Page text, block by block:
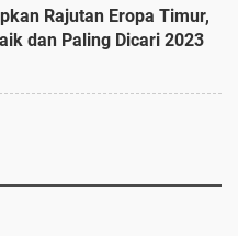
Rajutan Eropa Timur,
dan Paling Dicari 2023